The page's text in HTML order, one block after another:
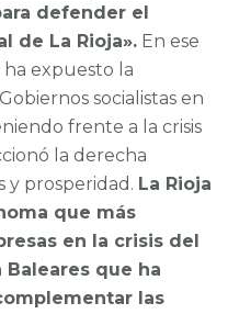
defender el
de La Rioja». En ese
ha expuesto la
socialistas en
frente a la crisis
la derecha
y prosperidad. La Rioja
que más
en la crisis del
que ha
las